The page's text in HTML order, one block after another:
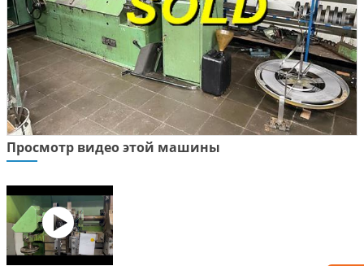
Просмотр видео этой машины